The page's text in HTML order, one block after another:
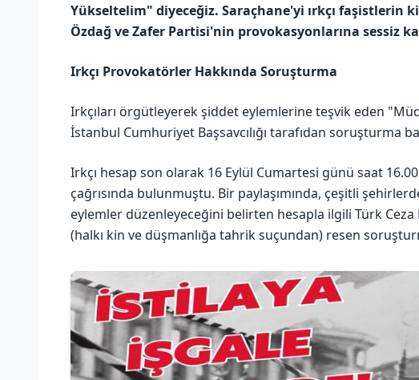
Yükseltelim" diyeceğiz. Saraçhane'yi ırkçı faşistlerin
Özdağ ve Zafer Partisi'nin provokasyonlarına sessiz
Irkçı Provokatörler Hakkında Soruşturma
Irkçıları örgütleyerek şiddet eylemlerine teşvik eden
İstanbul Cumhuriyet Başsavcılığı tarafıdan soruşturma
Irkçı hesap son olarak 16 Eylül Cumartesi günü saat
çağrısında bulunmuştu. Bir paylaşımında, çeşitli
eylemler düzenleyeceğini belirten hesapla ilgili Türk
(halkı kin ve düşmanlığa tahrik suçundan) resen